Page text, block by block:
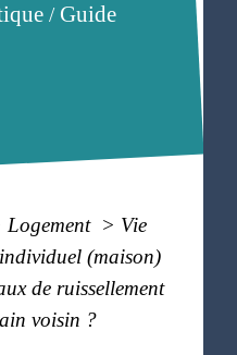
/Guide
Logement > Vie
(maison)
de ruissellement
voisin ?